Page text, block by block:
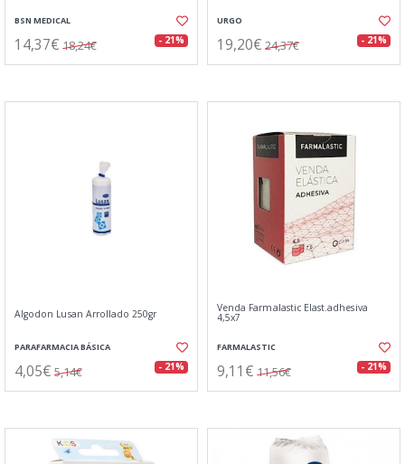
BSN MEDICAL
14,37€ 18,24€ - 21%
URGO
19,20€ 24,37€ - 21%
Algodon Lusan Arrollado 250gr
PARAFARMACIA BÁSICA
4,05€ 5,14€ - 21%
Venda Farmalastic Elast.adhesiva
4,5x7
FARMALASTIC
9,11€ 11,56€ - 21%